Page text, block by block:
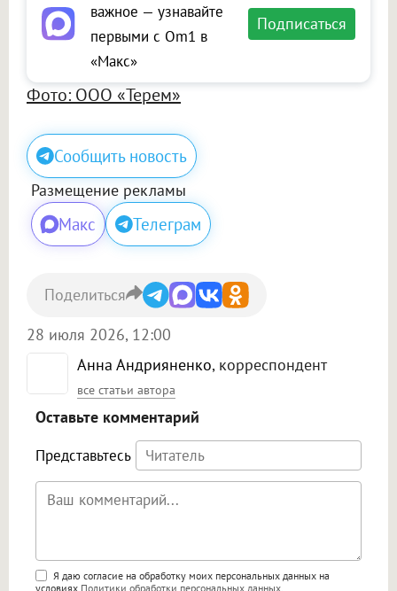
важное — узнавайте
первыми с Om1 в
«Макс»
Подписаться
Фото: ООО «Терем»
Сообщить новость
Размещение рекламы
Макс Телеграм
Анна Андрияненко, корреспондент
все статьи автора
28 июля 2026, 12:00
Поделиться
Оставьте комментарий
Представьтесь
Поддержка HTML
Я даю согласие на обработку моих персональных данных на
условиях Политики обработки персональных данных.